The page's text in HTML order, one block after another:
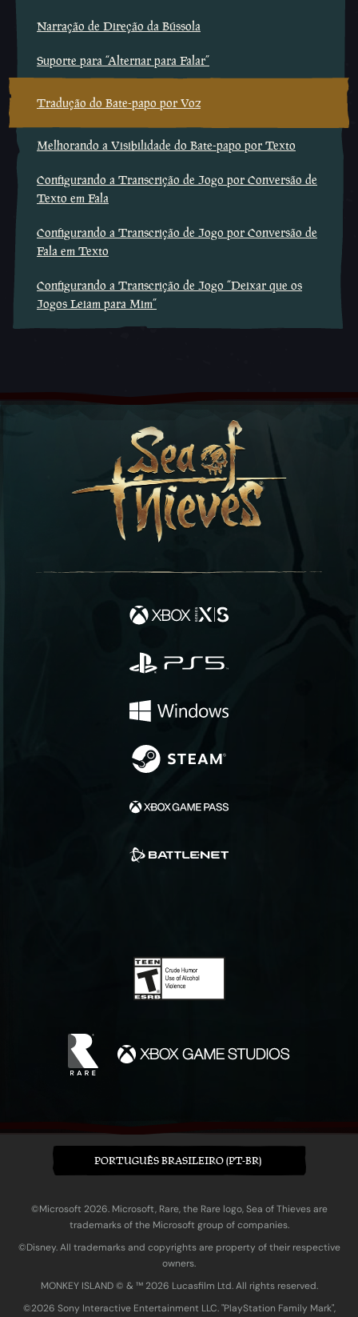
Narração de Direção da Bússola
Suporte para “Alternar para Falar”
Tradução do Bate-papo por Voz
Melhorando a Visibilidade do Bate-papo por Texto
Configurando a Transcrição de Jogo por Conversão de
Texto em Fala
Configurando a Transcrição de Jogo por Conversão de
Fala em Texto
Configurando a Transcrição de Jogo “Deixar que os
Jogos Leiam para Mim”
PORTUGUÊS BRASILEIRO (PT-BR)
©Microsoft 2026. Microsoft, Rare, the Rare logo, Sea of Thieves are
trademarks of the Microsoft group of companies.
©Disney. All trademarks and copyrights are property of their respective
owners.
MONKEY ISLAND © & ™ 20‍26 Lucasfilm Ltd. All rights reserved.
©2026 Sony Interactive Entertainment LLC. "PlayStation Family Mark",